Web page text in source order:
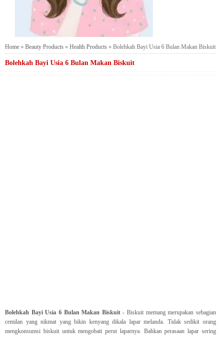
Home » Beauty Products » Health Products » Bolehkah Bayi Usia 6 Bulan Makan Biskuit
Bolehkah Bayi Usia 6 Bulan Makan Biskuit
Bolehkah Bayi Usia 6 Bulan Makan Biskuit- Biskuit memang merupakan sebagian
cemilan yang nikmat yang bikin kenyang dikala lapar melanda. Tidak sedikit orang
mengkonsumsi biskuit untuk mengobati perut laparnya. Bahkan perasaan lapar sering